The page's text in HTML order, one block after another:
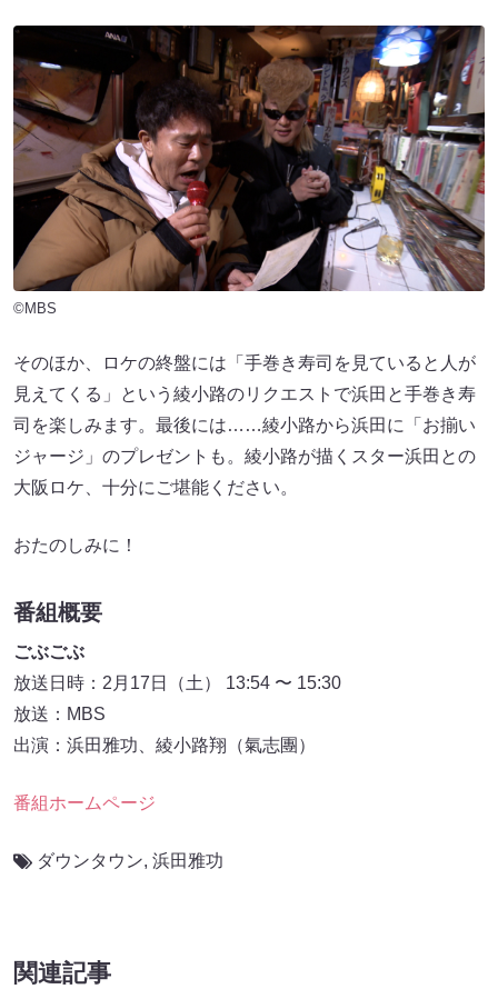
©MBS
そのほか、ロケの終盤には「手巻き寿司を見ていると人が
見えてくる」という綾小路のリクエストで浜田と手巻き寿
司を楽しみます。最後には……綾小路から浜田に「お揃い
ジャージ」のプレゼントも。綾小路が描くスター浜田との
大阪ロケ、十分にご堪能ください。
おたのしみに！
番組概要
ごぶごぶ
放送日時：2月17日（土） 13:54 〜 15:30
放送：MBS
出演：浜田雅功、綾小路翔（氣志團）
番組ホームページ
ダウンタウン, 浜田雅功
関連記事